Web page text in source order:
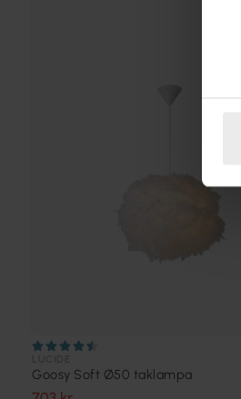
Goosy Soft Ø50 taklampa